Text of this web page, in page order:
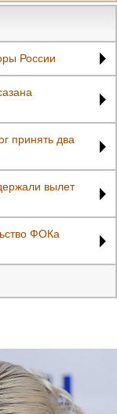
России
принять два
вылет
ФОКа